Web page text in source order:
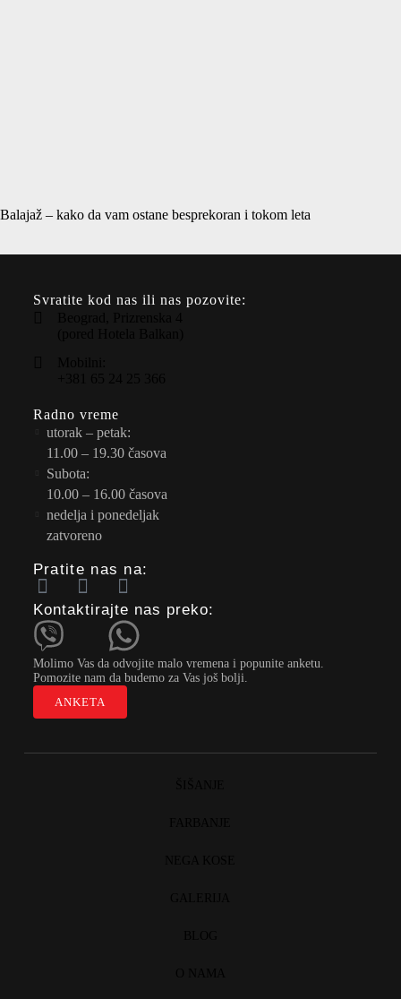
Balajaž – kako da vam ostane besprekoran i tokom leta
Svratite kod nas ili nas pozovite:
Radno vreme
utorak – petak:
11.00 – 19.30 časova
Subota:
10.00 – 16.00 časova
nedelja i ponedeljak
zatvoreno
Pratite nas na:
Kontaktirajte nas preko:
Molimo Vas da odvojite malo vremena i popunite anketu.
Pomozite nam da budemo za Vas još bolji.
ANKETA